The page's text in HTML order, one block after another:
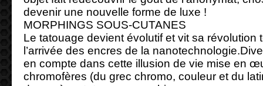
devenir une nouvelle forme de luxe !
MORPHINGS SOUS-CUTANES
Le tatouage devient évolutif et vit sa révolution
l’arrivée des encres de la
en compte dans cette illusion de vie mise en
chromofères (du grec chromo, couleur et du